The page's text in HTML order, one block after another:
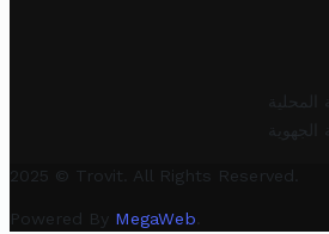
المحلية
الجهوية
2025 © Trovit. All Rights Reserved.
Powered By MegaWeb